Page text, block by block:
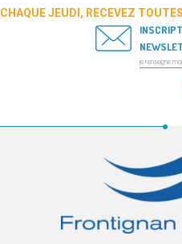
CHAQUE JEUDI, RECEVEZ